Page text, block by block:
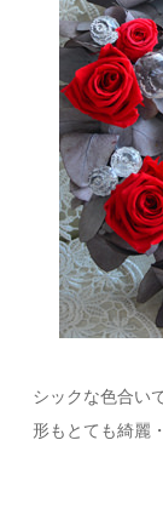
シックな色合い
形もとても綺麗